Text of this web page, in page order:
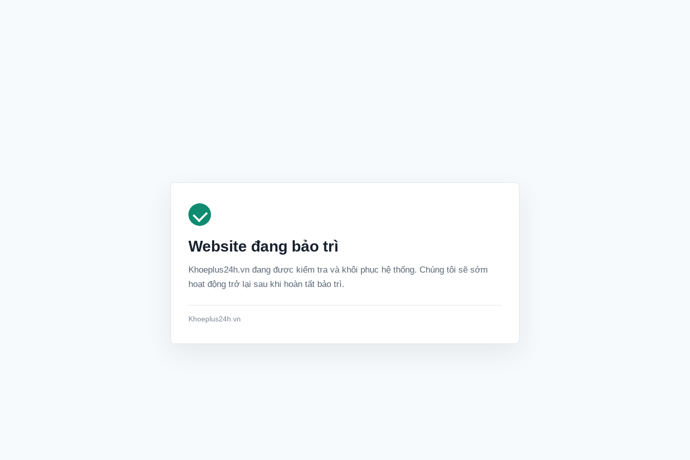
Website đang bảo trì
Khoeplus24h.vn đang được kiểm tra và khôi phục hệ thống. Chúng tôi sẽ sớm
hoạt động trở lại sau khi hoàn tất bảo trì.
Khoeplus24h.vn